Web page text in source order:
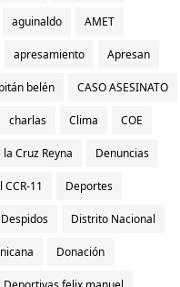
aguinaldo AMET
apresamiento Apresan
belén CASO ASESINATO
charlas Clima COE
la Cruz Reyna Denuncias
11 Deportes
Despidos Distrito Nacional
Donación